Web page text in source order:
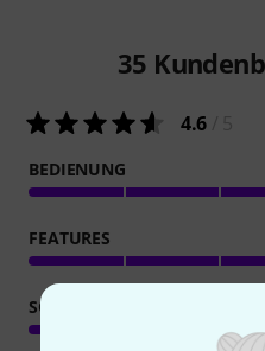
35
4.6
BEDIENUNG
FEATURES
SOUND